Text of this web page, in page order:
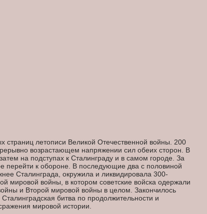
страниц летописи Великой Отечественной войны. 200
возрастающем напряжении сил обеих сторон. В
на подступах к Сталинграду и в самом городе. За
перейти к обороне. В последующие два с половиной
Сталинграда, окружила и ликвидировала 300-
мировой войны, в котором советские войска одержали
и Второй мировой войны в целом. Закончилось
битва по продолжительности и
мировой истории.